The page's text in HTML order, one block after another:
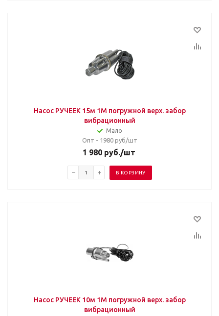
Насос РУЧЕЕК 15м 1М погружной верх. забор
вибрационный
Мало
Опт - 1980 руб/шт
1 980руб./шт
В КОРЗИНУ
Насос РУЧЕЕК 10м 1М погружной верх. забор
вибрационный